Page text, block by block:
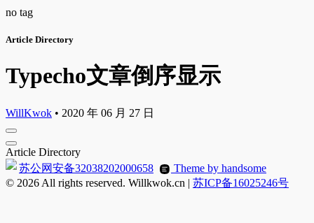
no tag
Article Directory
Typecho文章倒序显示
WillKwok • 2020 年 06 月 27 日
Article Directory
苏公网安备32038202000658
Theme by handsome
© 2026 All rights reserved. Willkwok.cn | 苏ICP备16025246号